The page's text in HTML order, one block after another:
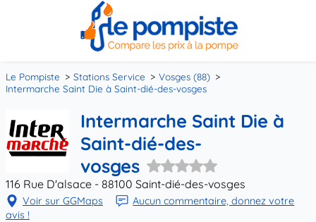
Le Pompiste Stations Service
Vosges (88)
Intermarche Saint Die à Saint-dié-des-vosges
Intermarche Saint Die à
Saint-dié-des-
vosges
116 Rue D'alsace - 88100 Saint-dié-des-vosges
Voir sur GGMaps
Aucun commentaire, donnez votre
avis !